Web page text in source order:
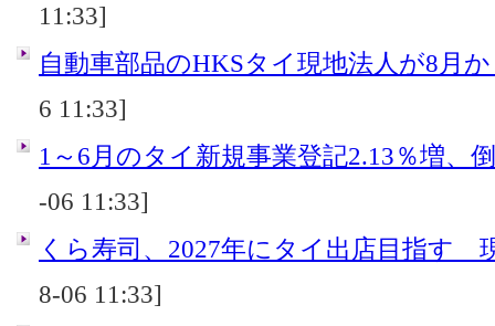
11:33]
自動車部品のHKSタイ現地法人が8月
6 11:33]
1～6月のタイ新規事業登記2.13％増、
-06 11:33]
くら寿司、2027年にタイ出店目指す
8-06 11:33]